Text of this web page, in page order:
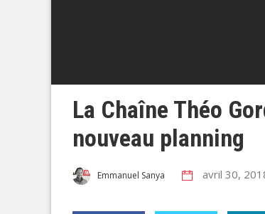
La Chaîne Théo
nouveau planning
Emmanuel Sanya avril 30,